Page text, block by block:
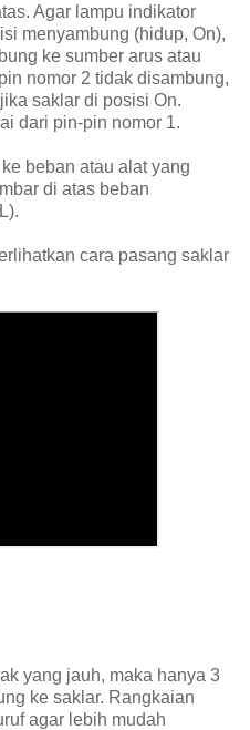
Agar lampu indikator
menyambung (hidup, On),
ke sumber arus atau
nomor 2 tidak disambung,
saklar di posisi On.
dari pin-pin nomor 1.
beban atau alat yang
di atas beban
cara pasang saklar
yang jauh, maka hanya 3
ke saklar. Rangkaian
agar lebih mudah